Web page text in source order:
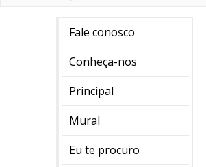
Fale conosco
Conheça-nos
Principal
Mural
Eu te procuro